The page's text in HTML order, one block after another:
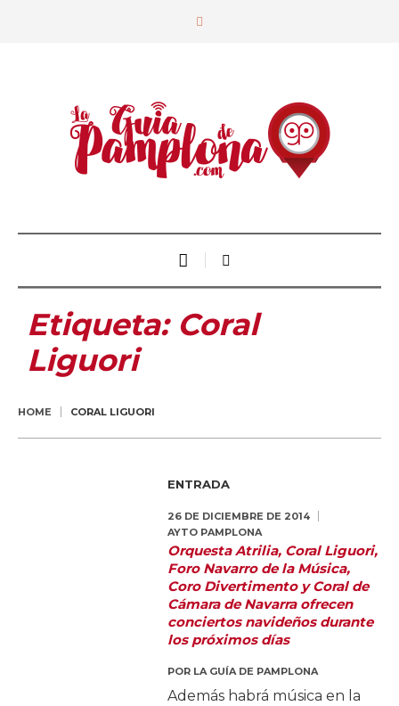
Etiqueta: Coral
Liguori
HOME CORAL LIGUORI
ENTRADA
26 DE DICIEMBRE DE 2014
AYTO PAMPLONA
Orquesta Atrilia, Coral Liguori,
Foro Navarro de la Música,
Coro Divertimento y Coral de
Cámara de Navarra ofrecen
conciertos navideños durante
los próximos días
POR LA GUÍA DE PAMPLONA
Además habrá música en la